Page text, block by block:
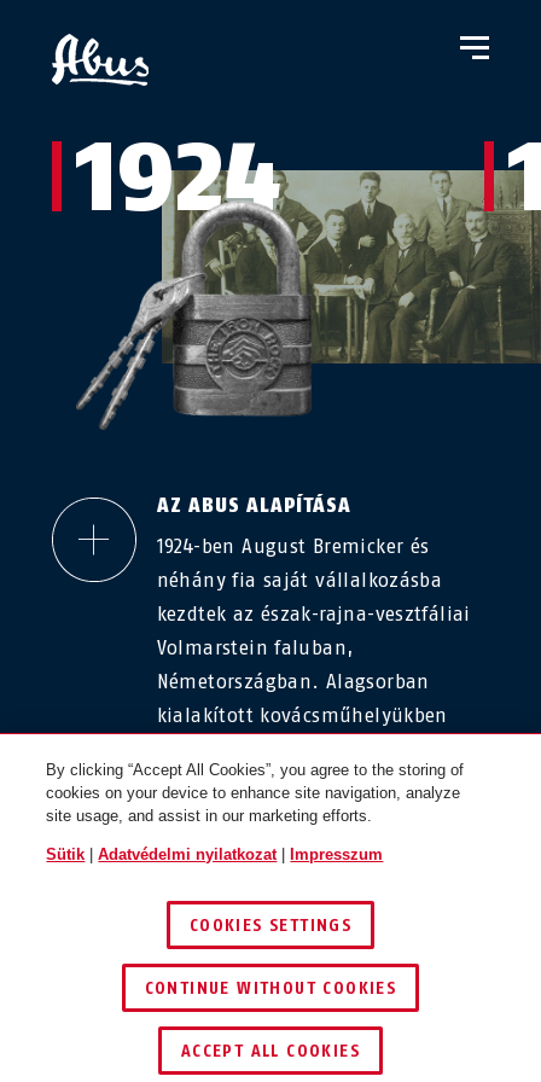
1924
AZ ABUS ALAPÍTÁSA
1924-ben August Bremicker és
néhány fia saját vállalkozásba
kezdtek az észak-rajna-vesztfáliai
Volmarstein faluban,
Németországban. Alagsorban
kialakított kovácsműhelyükben
született meg első termékük az
Iron Rock.
Hátra Előre
VISSZA AZ ABUS.HU-RA
Impresszum Adatvédelmi nyilatkozat
By clicking “Accept All Cookies”, you agree to the storing of
cookies on your device to enhance site navigation, analyze
site usage, and assist in our marketing efforts.
Sütik |Adatvédelmi nyilatkozat| Impresszum
COOKIES SETTINGS
CONTINUE WITHOUT COOKIES
ACCEPT ALL COOKIES